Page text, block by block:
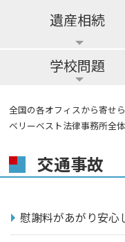
遺産相続
学校問題
全国の各オフィスから寄せ
ベリーベスト法律事務所全
交通事故
慰謝料があがり安心